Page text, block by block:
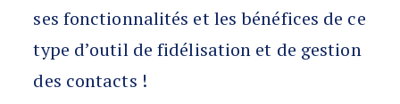
ses fonctionnalités et les bénéfices de ce
type d’outil de fidélisation et de gestion
des contacts !